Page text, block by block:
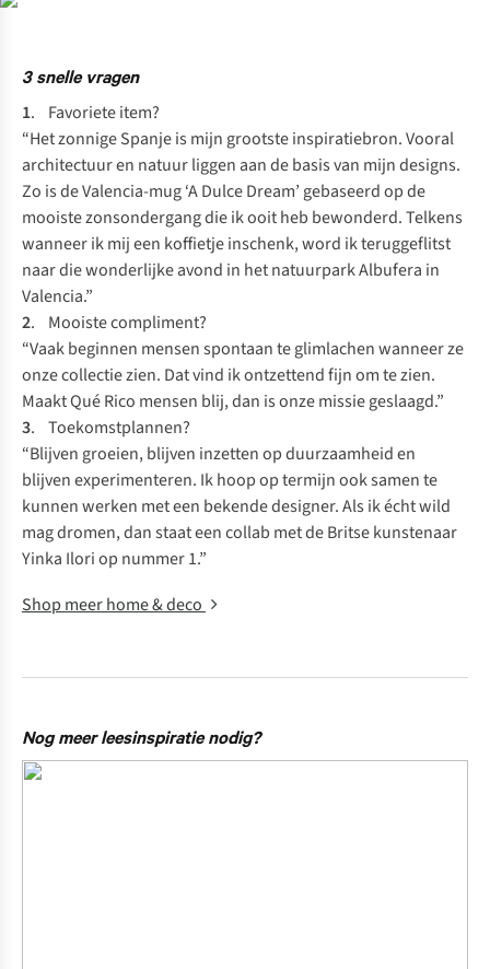
3 snelle vragen
1. Favoriete item?
“Het zonnige Spanje is mijn grootste inspiratiebron. Vooral
architectuur en natuur liggen aan de basis van mijn designs.
Zo is de Valencia-mug ‘A Dulce Dream’ gebaseerd op de
mooiste zonsondergang die ik ooit heb bewonderd. Telkens
wanneer ik mij een koffietje inschenk, word ik teruggeflitst
naar die wonderlijke avond in het natuurpark Albufera in
Valencia.”
2. Mooiste compliment?
“Vaak beginnen mensen spontaan te glimlachen wanneer ze
onze collectie zien. Dat vind ik ontzettend fijn om te zien.
Maakt Qué Rico mensen blij, dan is onze missie geslaagd.”
3. Toekomstplannen?
“Blijven groeien, blijven inzetten op duurzaamheid en
blijven experimenteren. Ik hoop op termijn ook samen te
kunnen werken met een bekende designer. Als ik écht wild
mag dromen, dan staat een collab met de Britse kunstenaar
Yinka Ilori op nummer 1.”
Shop meer home & deco
Nog meer leesinspiratie nodig?